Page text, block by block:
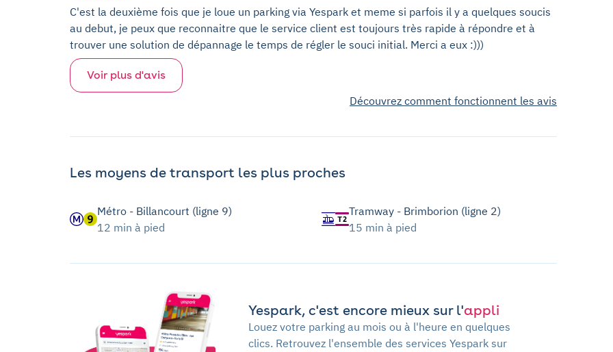
C'est la deuxième fois que je loue un parking via Yespark et meme si parfois il y a quelques soucis
au debut, je peux que reconnaitre que le service client est toujours très rapide à répondre et à
trouver une solution de dépannage le temps de régler le souci initial. Merci a eux :)))
Voir plus d'avis
Découvrez comment fonctionnent les avis
Les moyens de transport les plus proches
Métro - Billancourt (ligne 9)
12 min à pied
Tramway - Brimborion (ligne 2)
15 min à pied
Yespark, c'est encore mieux sur l'appli
Louez votre parking au mois ou à l'heure en quelques
clics. Retrouvez l'ensemble des services Yespark sur